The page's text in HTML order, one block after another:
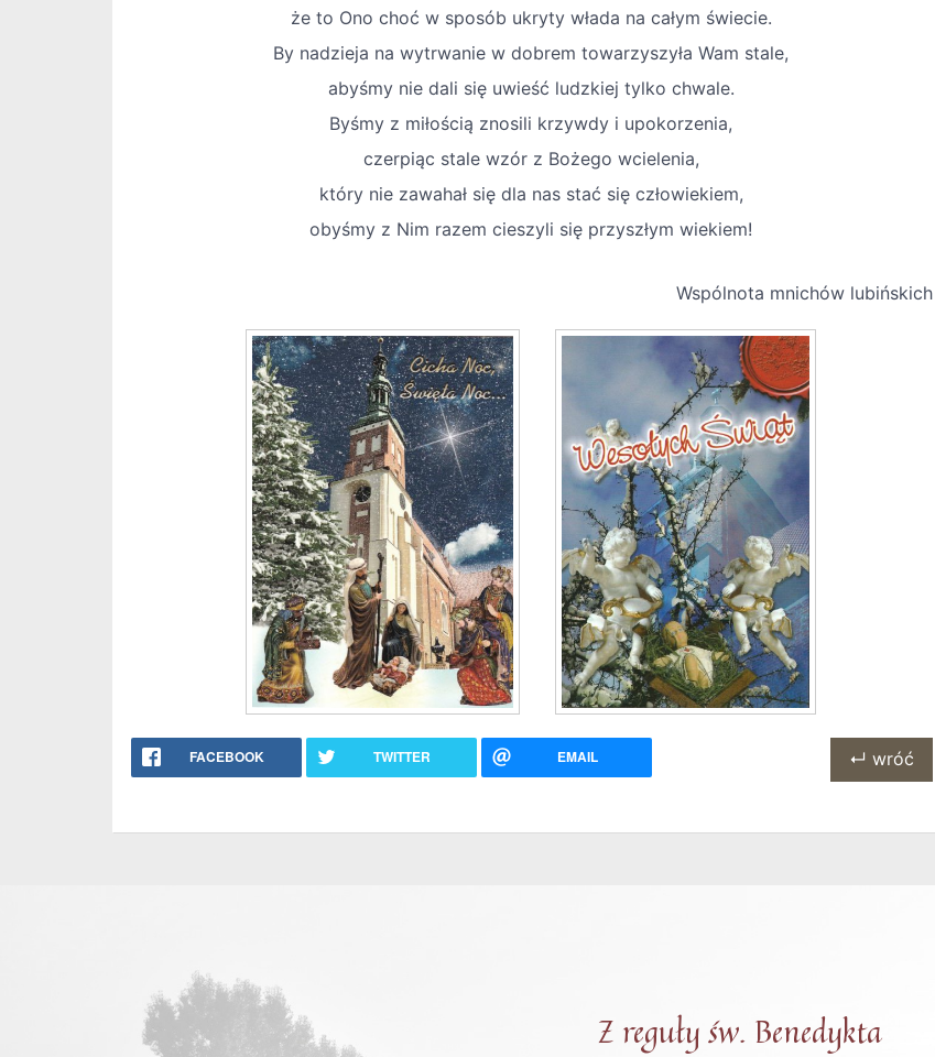
że to Ono choć w sposób ukryty włada na całym świecie.
By nadzieja na wytrwanie w dobrem towarzyszyła Wam stale,
abyśmy nie dali się uwieść ludzkiej tylko chwale.
Byśmy z miłością znosili krzywdy i upokorzenia,
czerpiąc stale wzór z Bożego wcielenia,
który nie zawahał się dla nas stać się człowiekiem,
obyśmy z Nim razem cieszyli się przyszłym wiekiem!
Wspólnota mnichów lubińskich
FACEBOOK TWITTER EMAIL ↵ wróć
Z reguły św. Benedykta